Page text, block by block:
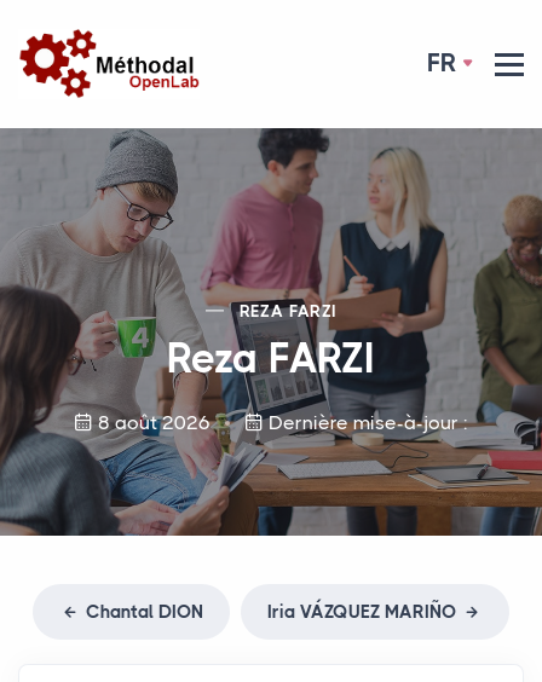
FR
REZAFARZI
RezaFARZI
8 août 2026 Dernière mise-à-jour :
Chantal DION Iria VÁZQUEZ MARIÑO